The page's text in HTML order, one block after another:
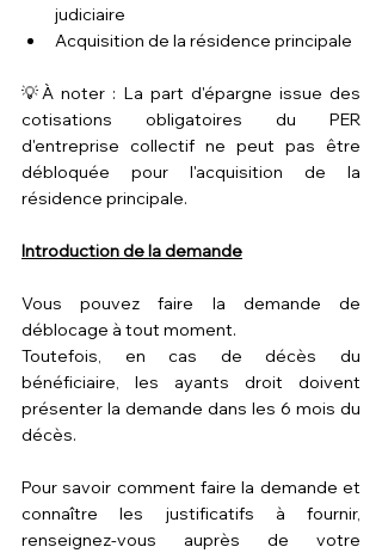
judiciaire
Acquisition de la résidence principale
💡À noter : La part d'épargne issue des
cotisations obligatoires du PER
d'entreprise collectif ne peut pas être
débloquée pour l'acquisition de la
résidence principale.
Introduction de la demande
Vous pouvez faire la demande de
déblocage à tout moment.
Toutefois, en cas de décès du
bénéficiaire, les ayants droit doivent
présenter la demande dans les 6 mois du
décès.
Pour savoir comment faire la demande et
connaître les justificatifs à fournir,
renseignez-vous auprès de votre